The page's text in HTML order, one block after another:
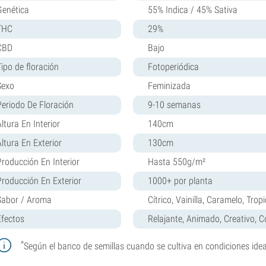
55% Indica / 45% Sativa
29%
Bajo
de floración
Fotoperiódica
Feminizada
De Floración
9-10 semanas
En Interior
140cm
En Exterior
130cm
En Interior
Hasta 550g/m²
En Exterior
1000+ por planta
/ Aroma
Cítrico, Vainilla, Caramelo,
Relajante, Animado, Creativo,
*Según el banco de semillas cuando se cultiva en condiciones